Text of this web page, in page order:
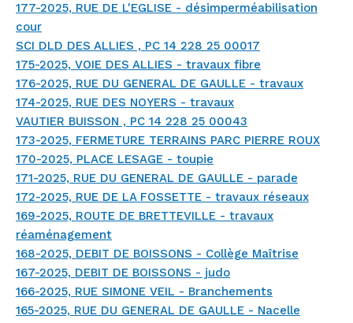
177-2025, RUE DE L'EGLISE - désimperméabilisation
cour
SCI DLD DES ALLIES , PC 14 228 25 00017
175-2025, VOIE DES ALLIES - travaux fibre
176-2025, RUE DU GENERAL DE GAULLE - travaux
174-2025, RUE DES NOYERS - travaux
VAUTIER BUISSON , PC 14 228 25 00043
173-2025, FERMETURE TERRAINS PARC PIERRE ROUX
170-2025, PLACE LESAGE - toupie
171-2025, RUE DU GENERAL DE GAULLE - parade
172-2025, RUE DE LA FOSSETTE - travaux réseaux
169-2025, ROUTE DE BRETTEVILLE - travaux
réaménagement
168-2025, DEBIT DE BOISSONS - Collège Maîtrise
167-2025, DEBIT DE BOISSONS - judo
166-2025, RUE SIMONE VEIL - Branchements
165-2025, RUE DU GENERAL DE GAULLE - Nacelle